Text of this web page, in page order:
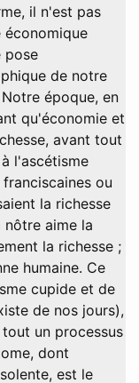
il n'est pas
économique
pose
de notre
époque, en
qu'économie et
avant tout
l'ascétisme
ou
la richesse
aime la
la richesse ;
humaine. Ce
cupide et de
de nos jours),
un processus
dont
est le